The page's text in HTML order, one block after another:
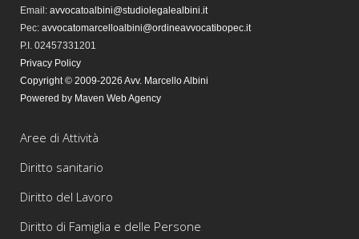
Email: avvocatoalbini@studiolegalealbini.it
Pec: avvocatomarcelloalbini@ordineavvocatibopec.it
P.I. 02457331201
Privacy Policy
Copyright © 2009-2026 Avv. Marcello Albini
Powered by Maven Web Agency
Aree di Attività
Diritto sanitario
Diritto del Lavoro
Diritto di Famiglia e delle Persone